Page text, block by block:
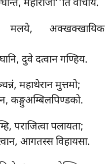
महाराजा’’ति वाचयि.
मलये, अक्खक्खायिक
दुवे दत्वान गण्हिय.
महाथेरान मुत्तमो;
कङ्गुअम्बिलपिण्डको.
पराजित्वा पलायता;
आगतस्स विहायसा.